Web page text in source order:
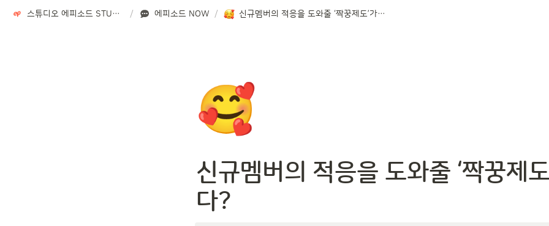
스튜디오 에피소드 STUDIO EPISODE / 에피소드 NOW / 신규멤버의 적응을 도와줄 ‘짝꿍제도’가 있다?
🥰
신규멤버의 적응을 도와줄 ‘짝꿍제
다?